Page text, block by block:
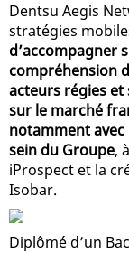
Dentsu Aegis
stratégies
d’accompagner
compréhension
acteurs régies
sur le marché
notamment
sein du Groupe,
iProspect et la
Isobar.
Diplômé d’un